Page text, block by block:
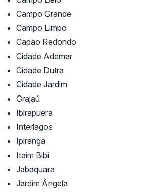
Campo Grande
Campo Limpo
Capão Redondo
Cidade Ademar
Cidade Dutra
Cidade Jardim
Grajaú
Ibirapuera
Interlagos
Ipiranga
Itaim Bibi
Jabaquara
Jardim Ângela